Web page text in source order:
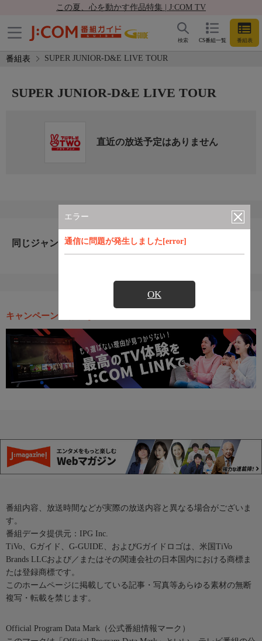
この夏、心を動かす作品特集 | J:COM TV
CS番組一覧 番組表
検索
番組表 SUPER JUNIOR-D&E LIVE TOUR
エラー
通信に問題が発生しました[error]
OK
SUPER JUNIOR-D&E LIVE TOUR
直近の放送予定はありません
同じジャンルのおすすめ番組
キャンペーン・お得な情報
番組内容、放送時間などが実際の放送内容と異なる場合がございま
す。
番組データ提供元：IPG Inc.
TiVo、Gガイド、G-GUIDE、およびGガイドロゴは、米国TiVo
Brands LLCおよび／またはその関連会社の日本国内における商標ま
たは登録商標です。
このホームページに掲載している記事・写真等あらゆる素材の無断
複写・転載を禁じます。
Official Program Data Mark（公式番組情報マーク）